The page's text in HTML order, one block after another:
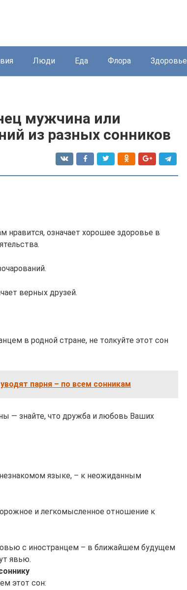
Люди Еда Флора Здоровье
мужчина или
из разных сонников
нравится, означает хорошее здоровье в
верных друзей.
в родной стране, не толкуйте этот сон
парня – по всем сонникам
— знайте, что дружба и любовь Ваших
языке, – к неожиданным
и легкомысленное отношение к
с иностранцем – в ближайшем будущем
явью.
этот сон: